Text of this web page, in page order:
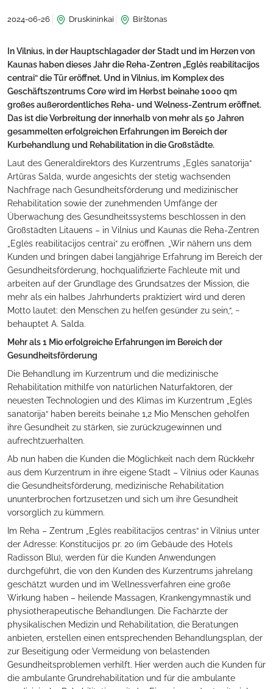
2024-06-26 Druskininkai Birštonas
In Vilnius, in der Hauptschlagader der Stadt und im Herzen von
Kaunas haben dieses Jahr die Reha-Zentren „Eglės reabilitacijos
centrai“ die Tür eröffnet. Und in Vilnius, im Komplex des
Geschäftszentrums Core wird im Herbst beinahe 1000 qm
großes außerordentliches Reha- und Welness-Zentrum eröffnet.
Das ist die Verbreitung der innerhalb von mehr als 50 Jahren
gesammelten erfolgreichen Erfahrungen im Bereich der
Kurbehandlung und Rehabilitation in die Großstädte.
Laut des Generaldirektors des Kurzentrums „Eglės sanatorija“
Artūras Salda, wurde angesichts der stetig wachsenden
Nachfrage nach Gesundheitsförderung und medizinischer
Rehabilitation sowie der zunehmenden Umfänge der
Überwachung des Gesundheitssystems beschlossen in den
Großstädten Litauens – in Vilnius und Kaunas die Reha-Zentren
„Eglės reabilitacijos centrai“ zu eröffnen. „Wir nähern uns dem
Kunden und bringen dabei langjährige Erfahrung im Bereich der
Gesundheitsförderung, hochqualifizierte Fachleute mit und
arbeiten auf der Grundlage des Grundsatzes der Mission, die
mehr als ein halbes Jahrhunderts praktiziert wird und deren
Motto lautet: den Menschen zu helfen gesünder zu sein,“, −
behauptet A. Salda.
Mehr als 1 Mio erfolgreiche Erfahrungen im Bereich der
Gesundheitsförderung
Die Behandlung im Kurzentrum und die medizinische
Rehabilitation mithilfe von natürlichen Naturfaktoren, der
neuesten Technologien und des Klimas im Kurzentrum „Eglės
sanatorija“ haben bereits beinahe 1,2 Mio Menschen geholfen
ihre Gesundheit zu stärken, sie zurückzugewinnen und
aufrechtzuerhalten.
Ab nun haben die Kunden die Möglichkeit nach dem Rückkehr
aus dem Kurzentrum in ihre eigene Stadt – Vilnius oder Kaunas
die Gesundheitsförderung, medizinische Rehabilitation
ununterbrochen fortzusetzen und sich um ihre Gesundheit
vorsorglich zu kümmern.
Im Reha – Zentrum „Eglės reabilitacijos centras“ in Vilnius unter
der Adresse: Konstitucijos pr. 20 (im Gebäude des Hotels
Radisson Blu), werden für die Kunden Anwendungen
durchgeführt, die von den Kunden des Kurzentrums jahrelang
geschätzt wurden und im Wellnessverfahren eine große
Wirkung haben – heilende Massagen, Krankengymnastik und
physiotherapeutische Behandlungen. Die Fachärzte der
physikalischen Medizin und Rehabilitation, die Beratungen
anbieten, erstellen einen entsprechenden Behandlungsplan, der
zur Beseitigung oder Vermeidung von belastenden
Gesundheitsproblemen verhilft. Hier werden auch die Kunden für
die ambulante Grundrehabilitation und für die ambulante